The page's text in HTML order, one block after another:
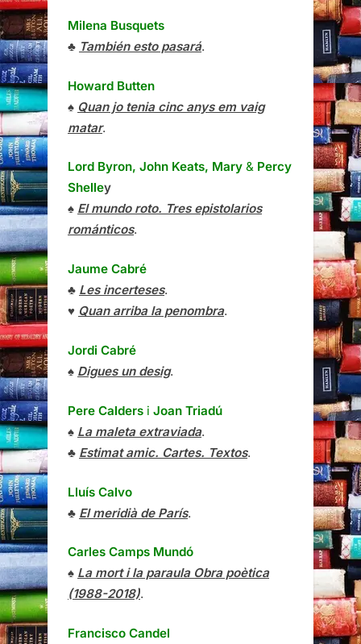
Milena Busquets
♣ También esto pasará.
Howard Butten
♠ Quan jo tenia cinc anys em vaig
matar.
Lord Byron, John Keats, Mary & Percy
Shelley
♠ El mundo roto. Tres epistolarios
románticos.
Jaume Cabré
♣ Les incerteses.
♥ Quan arriba la penombra.
Jordi Cabré
♠ Digues un desig.
Pere Calders i Joan Triadú
♠ La maleta extraviada.
♣ Estimat amic. Cartes. Textos.
Lluís Calvo
♣ El meridià de París.
Carles Camps Mundó
♠ La mort i la paraula Obra poètica
(1988-2018).
Francisco Candel